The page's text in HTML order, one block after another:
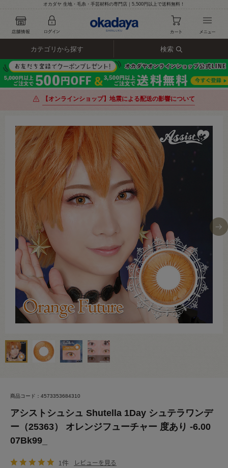
オカダヤ 生地・毛糸・手芸材料の専門店｜5,500円以上で送料無料！
カテゴリから探す 検索
【オンラインショップ】地震による配送の影響について
商品コード：4573353684310
アシストシュシュ Shutella 1Day シュテラワンデ
ー（25363） オレンジフューチャー 度あり -6.00
07Bk99_
1件 レビューを見る